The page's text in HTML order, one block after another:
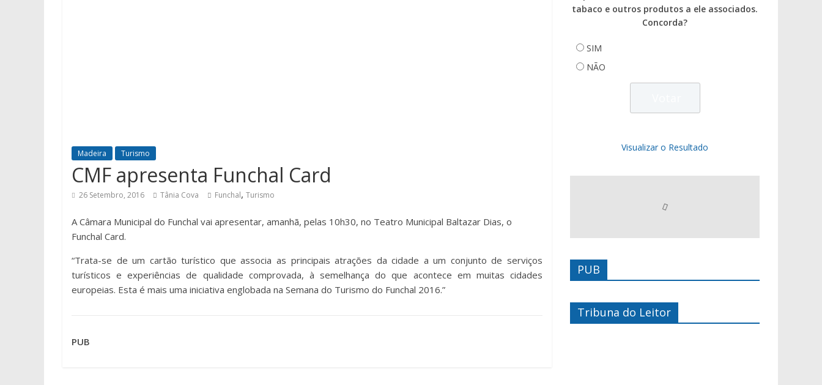
Madeira Turismo
CMF apresenta Funchal Card
26 Setembro, 2016 Tânia Cova Funchal, Turismo
A Câmara Municipal do Funchal vai apresentar, amanhã, pelas 10h30, no Teatro Municipal Baltazar Dias, o
Funchal Card.
“Trata-se de um cartão turístico que associa as principais atrações da cidade a um conjunto de serviços
turísticos e experiências de qualidade comprovada, à semelhança do que acontece em muitas cidades
europeias. Esta é mais uma iniciativa englobada na Semana do Turismo do Funchal 2016.”
PUB
tabaco e outros produtos a ele associados.
Concorda?
SIM
NÃO
Visualizar o Resultado
PUB
Tribuna do Leitor